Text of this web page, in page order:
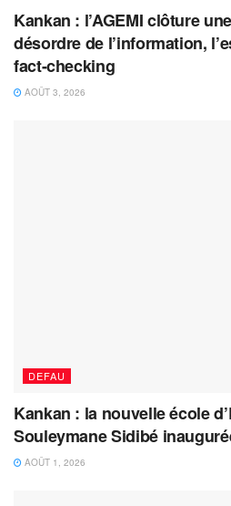
Kankan : l’AGEMI clôture
désordre de l’information,
fact-checking
AOÛT 3, 2026
DEFAU
Kankan : la nouvelle école
Souleymane Sidibé
AOÛT 1, 2026